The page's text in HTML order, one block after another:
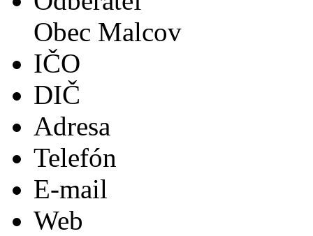
Obec Malcov
IČO
DIČ
Adresa
Telefón
E-mail
Web